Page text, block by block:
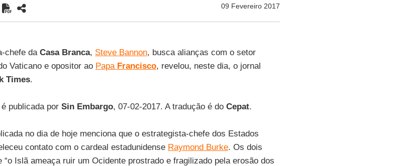
09 Fevereiro 2017
chefe da Casa Branca, Steve Bannon, busca alianças com o setor
Vaticano e opositor ao Papa Francisco, revelou, neste dia, o jornal
Times.
publicada por Sin Embargo, 07-02-2017. A tradução é do Cepat.
no dia de hoje menciona que o estrategista-chefe dos Estados
contato com o cardeal estadunidense Raymond Burke. Os dois
“o Islã ameaça ruir um Ocidente prostrado e fragilizado pela erosão dos